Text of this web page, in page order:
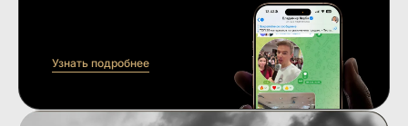
Узнать подробнее